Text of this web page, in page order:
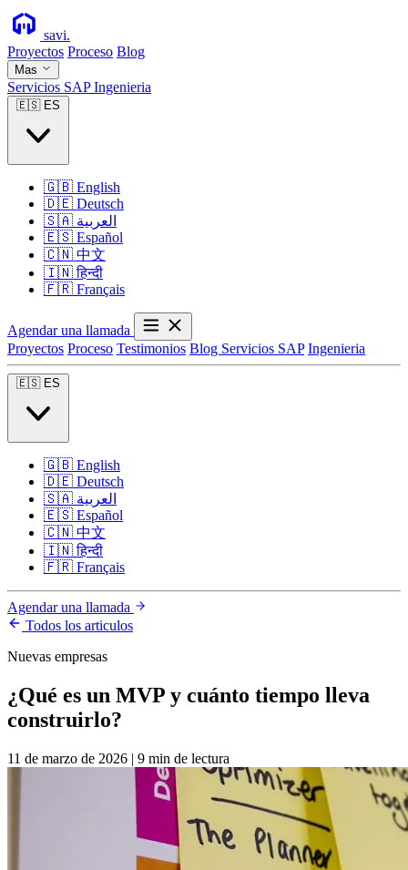
savi.
Proyectos Proceso Blog
Mas
Servicios SAPIngenieria
🇪🇸 ES
🇬🇧 English
🇩🇪 Deutsch
🇸🇦 العربية
🇪🇸 Español
🇨🇳 中文
🇮🇳 हिन्दी
🇫🇷 Français
Agendar una llamada
Proyectos Proceso Testimonios Blog Servicios SAP Ingenieria
🇪🇸 ES
🇬🇧 English
🇩🇪 Deutsch
🇸🇦 العربية
🇪🇸 Español
🇨🇳 中文
🇮🇳 हिन्दी
🇫🇷 Français
Agendar una llamada
Todos los articulos
Nuevas empresas
¿Qué es un MVP y cuánto tiempo lleva
construirlo?
11 de marzo de 2026 | 9 min de lectura